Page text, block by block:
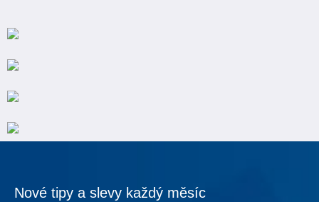
Nové tipy a slevy každý měsíc